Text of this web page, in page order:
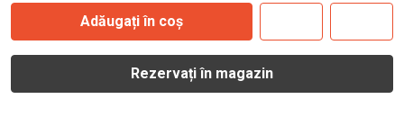
Adăugați în coș
Rezervați în magazin